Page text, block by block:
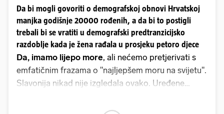
Da bi mogli govoriti o demografskoj obnovi Hrvatskoj
manjka godišnje 20000 rođenih, a da bi to postigli
trebali bi se vratiti u demografski predtranzicijsko
razdoblje kada je žena rađala u prosjeku petoro djece
Da, imamo lijepo more, ali nećemo pretjerivati s
emfatičnim frazama o "najljepšem moru na svijetu".
Slavonija nikad nije izgledala ovako. Uređene
Božanstvena je i Lika, kao i Gorski Kotar. I ostatak